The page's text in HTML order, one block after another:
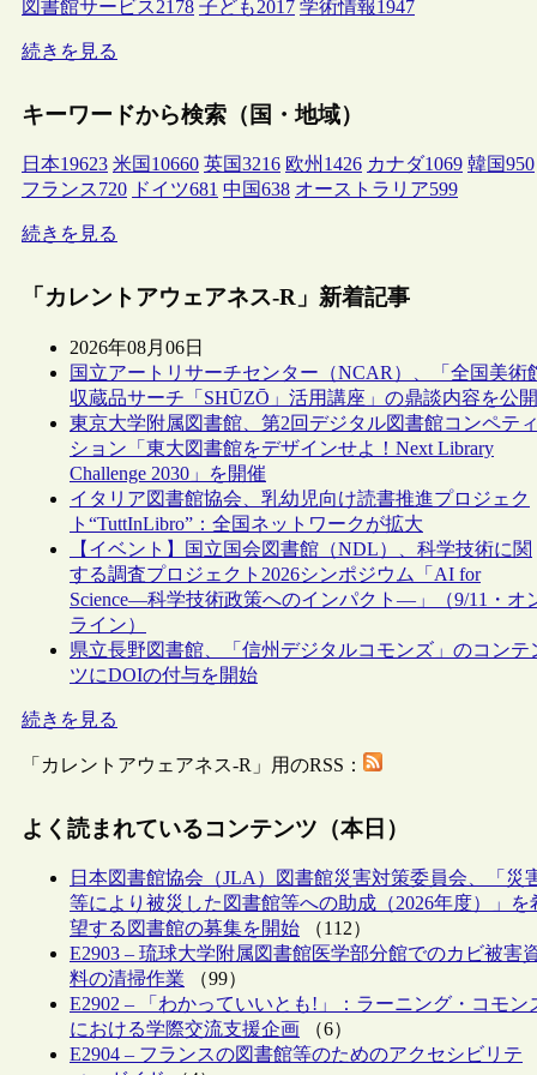
図書館サービス2178 子ども2017 学術情報1947
続きを見る
キーワードから検索（国・地域）
日本19623 米国 10660 英国3216 欧州 1426 カナダ1069 韓国950
フランス720 ドイツ681 中国638 オーストラリア599
続きを見る
「カレントアウェアネス-R」新着記事
2026年08月06日
国立アートリサーチセンター（NCAR）、「全国美術
収蔵品サーチ「SHŪZŌ」活用講座」の鼎談内容を公開
東京大学附属図書館、第2回デジタル図書館コンペティ
ション「東大図書館をデザインせよ！Next Library
Challenge 2030」を開催
イタリア図書館協会、乳幼児向け読書推進プロジェク
ト“TuttInLibro”：全国ネットワークが拡大
【イベント】国立国会図書館（NDL）、科学技術に関
する調査プロジェクト2026シンポジウム「AI for
Science―科学技術政策へのインパクト―」（9/11・オ
ライン）
県立長野図書館、「信州デジタルコモンズ」のコンテ
ツにDOIの付与を開始
続きを見る
「カレントアウェアネス-R」用のRSS：
よく読まれているコンテンツ（本日）
日本図書館協会（JLA）図書館災害対策委員会、「災
等により被災した図書館等への助成（2026年度）」を
望する図書館の募集を開始 （112）
E2903 – 琉球大学附属図書館医学部分館でのカビ被害
料の清掃作業 （99）
E2902 – 「わかっていいとも!」：ラーニング・コモン
における学際交流支援企画 （6）
E2904 – フランスの図書館等のためのアクセシビリテ